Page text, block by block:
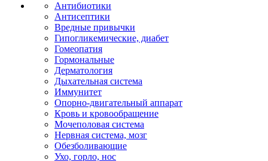
Антибиотики
Антисептики
Вредные привычки
Гипогликемические, диабет
Гомеопатия
Гормональные
Дерматология
Дыхательная система
Иммунитет
Опорно-двигательный аппарат
Кровь и кровообращение
Мочеполовая система
Нервная система, мозг
Обезболивающие
Ухо, горло, нос